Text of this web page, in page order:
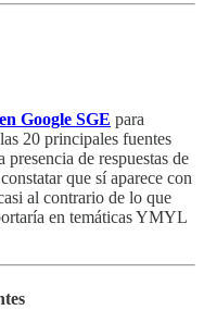
Google SGE para
20 principales fuentes
de respuestas de
que sí aparece con
al contrario de lo que
en temáticas YMYL